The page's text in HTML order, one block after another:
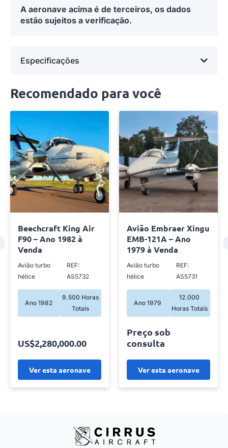
A aeronave acima é de terceiros, os dados
estão sujeitos a verificação.
Especificações
Recomendado para você
Avião Embraer Xingu
EMB-121A – Ano
1979 à Venda
Avião turbo
hélice
REF:
AS5731
Ano 1979
12.000
Horas Totais
Ver esta aeronave
consulta
Beechcraft King Air
C90A – Ano 1999 à
Venda
Avião turbo
hélice
REF:
AS5725
Ano 1999
8.400
Horas Totais
Ver esta aeronave
Preço sob
consulta